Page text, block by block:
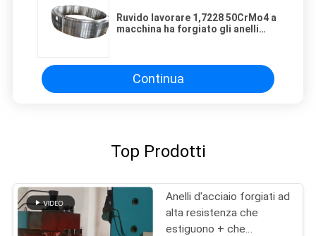
Ruvido lavorare 1,7228 50CrMo4 a
macchina ha forgiato gli anelli
Continua
Top Prodotti
Anelli d'acciaio forgiati ad
alta resistenza che
estiguono + che